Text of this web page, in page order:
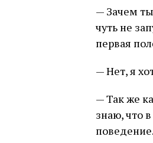
— Зачем
чуть не
первая
— Нет, я
— Так же
знаю, что